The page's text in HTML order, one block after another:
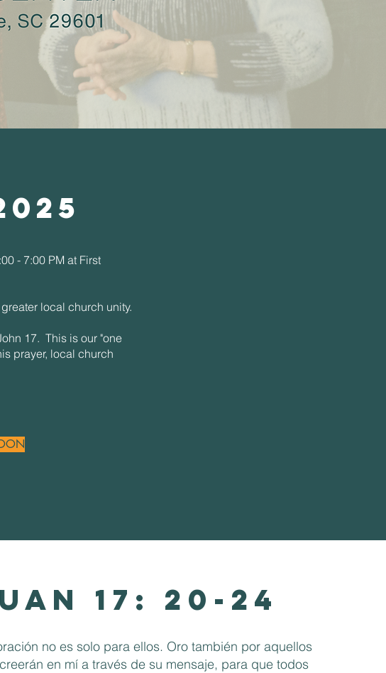
- 7:00 PM at First
local church unity.
17. This is our "one
prayer, local church
17: 20-24
no es solo para ellos. Oro también por aquellos
en mí a través de su mensaje, para que todos